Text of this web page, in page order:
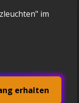
im
erhalten